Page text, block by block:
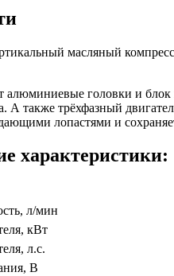
масляный
алюминиевые головки и
А также трёхфазный
лопастями и
характеристики:
л/мин
кВт
л.с.
В